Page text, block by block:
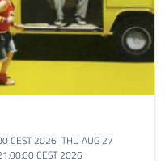
CEST 2026 THU AUG 27
CEST 2026